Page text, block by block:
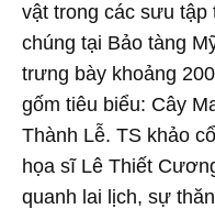
vật trong các sưu tập
chúng tại Bảo tàng
trưng bày khoảng
gốm tiêu biểu: Cây
Thành Lễ. TS khảo
họa sĩ Lê Thiết
quanh lai lịch, sự